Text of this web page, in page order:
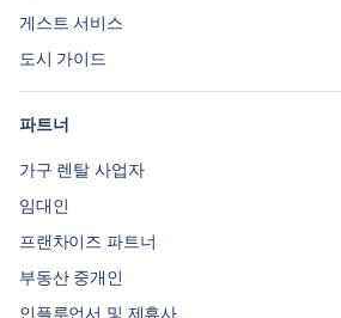
게스트 서비스
도시 가이드
파트너
가구 렌탈 사업자
임대인
프랜차이즈 파트너
부동산 중개인
인플루언서 및 제휴사